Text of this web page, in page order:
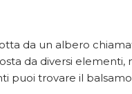
da un albero
da diversi
puoi trovare il